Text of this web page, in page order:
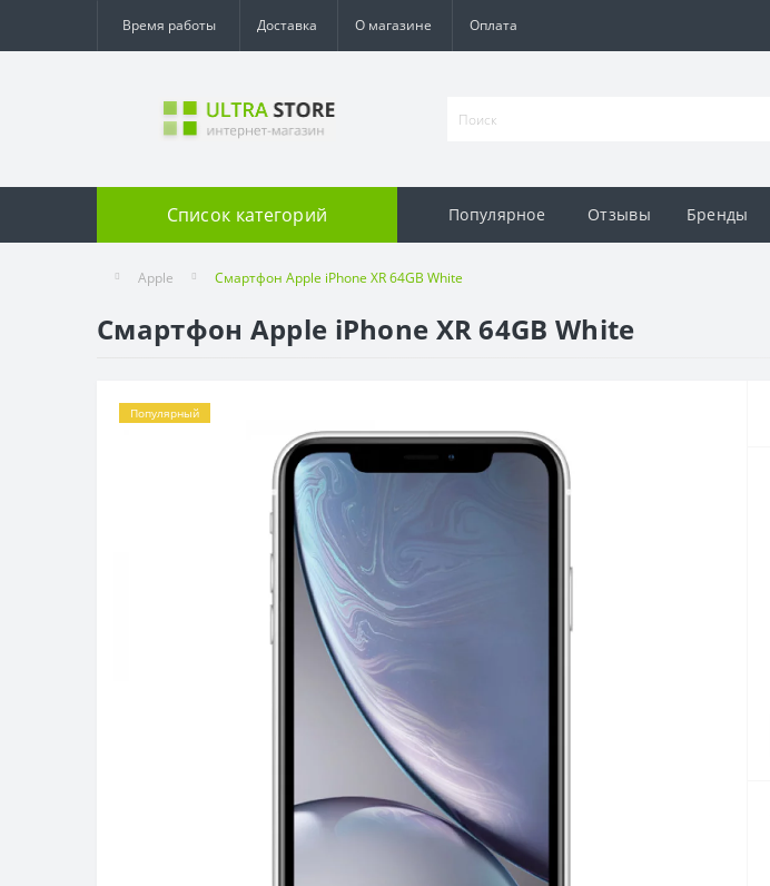
Время работы Доставка О магазине Оплата
Список категорий Популярное Отзывы Бренды
Apple Смартфон Apple iPhone XR 64GB White
Смартфон Apple iPhone XR 64GB White
Популярный